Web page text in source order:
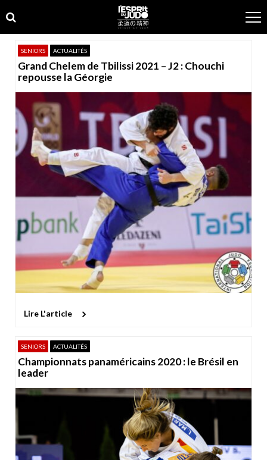
to
navigation
to
content
SENIORS ACTUALITÉS
Grand Chelem de Tbilissi 2021 – J2 : Chouchi
repousse la Géorgie
Lire L'article
SENIORS ACTUALITÉS
Championnats panaméricains 2020 : le Brésil en
leader